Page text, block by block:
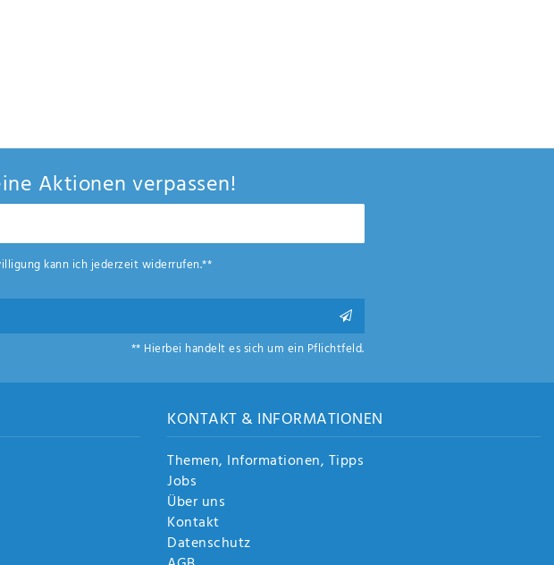
Aktionen verpassen!
kann ich jederzeit widerrufen.**
** Hierbei handelt es sich um ein Pflichtfeld.
KONTAKT & INFORMATIONEN
Themen, Informationen, Tipps
Jobs
Über uns
Kontakt
Datenschutz